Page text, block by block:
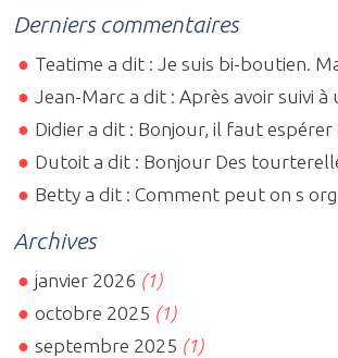
Derniers commentaires
Teatime a dit : Je suis bi-boutien.
Jean-Marc a dit : Après avoir suivi à
Didier a dit : Bonjour, il faut espérer
Dutoit a dit : Bonjour Des
Betty a dit : Comment peut on s
Archives
janvier 2026 (1)
octobre 2025 (1)
septembre 2025 (1)